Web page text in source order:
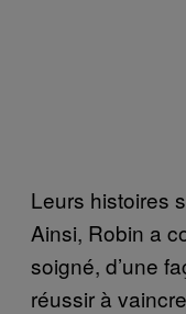
Leurs histoires
Ainsi, Robin a
soigné, d’une
réussir à